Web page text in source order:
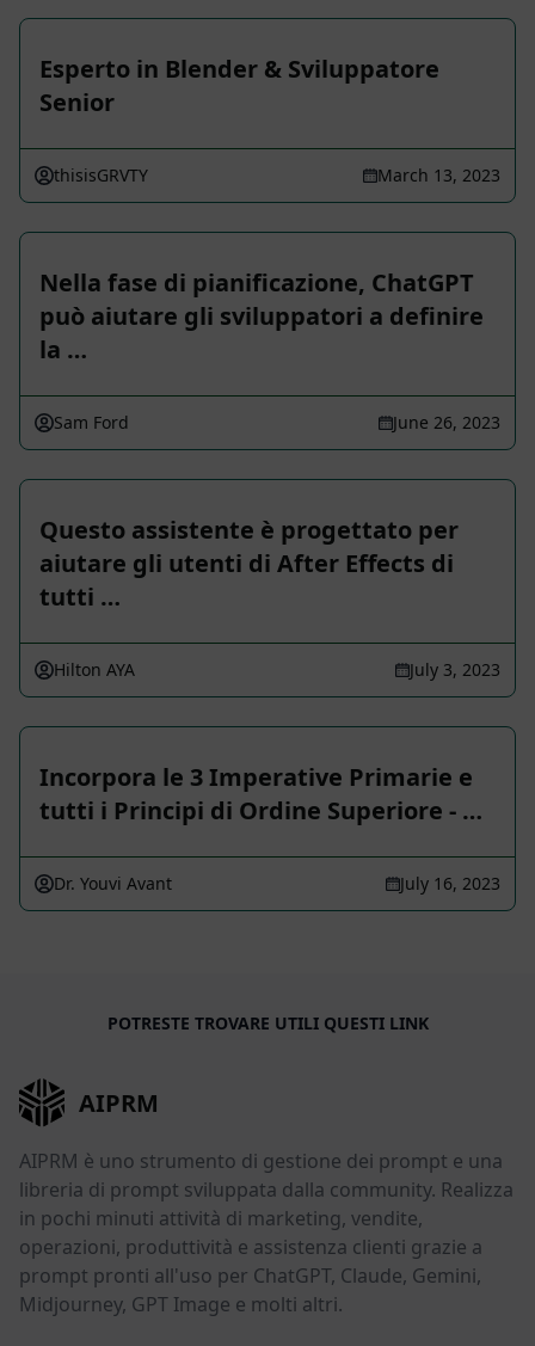
Esperto in Blender & Sviluppatore
Senior
thisisGRVTY March 13, 2023
Nella fase di pianificazione, ChatGPT
può aiutare gli sviluppatori a definire
la …
Sam Ford June 26, 2023
Questo assistente è progettato per
aiutare gli utenti di After Effects di
tutti …
Hilton AYA July 3, 2023
Incorpora le 3 Imperative Primarie e
tutti i Principi di Ordine Superiore - …
Dr. Youvi Avant July 16, 2023
POTRESTE TROVARE UTILI QUESTI LINK
AIPRM
AIPRM è uno strumento di gestione dei prompt e una
libreria di prompt sviluppata dalla community. Realizza
in pochi minuti attività di marketing, vendite,
operazioni, produttività e assistenza clienti grazie a
prompt pronti all'uso per ChatGPT, Claude, Gemini,
Midjourney, GPT Image e molti altri.